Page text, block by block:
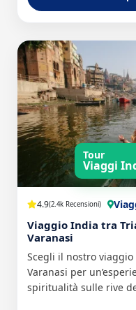
Tour
Viaggi
4.9(2.4k Recensioni)
Viaggio India tra
Varanasi
Scegli il nostro viaggio
Varanasi per
spiritualità sulle rive